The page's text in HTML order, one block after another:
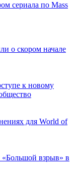
сериала по Mass
о скором начале
к новому
для World of
«Большой взрыв» в